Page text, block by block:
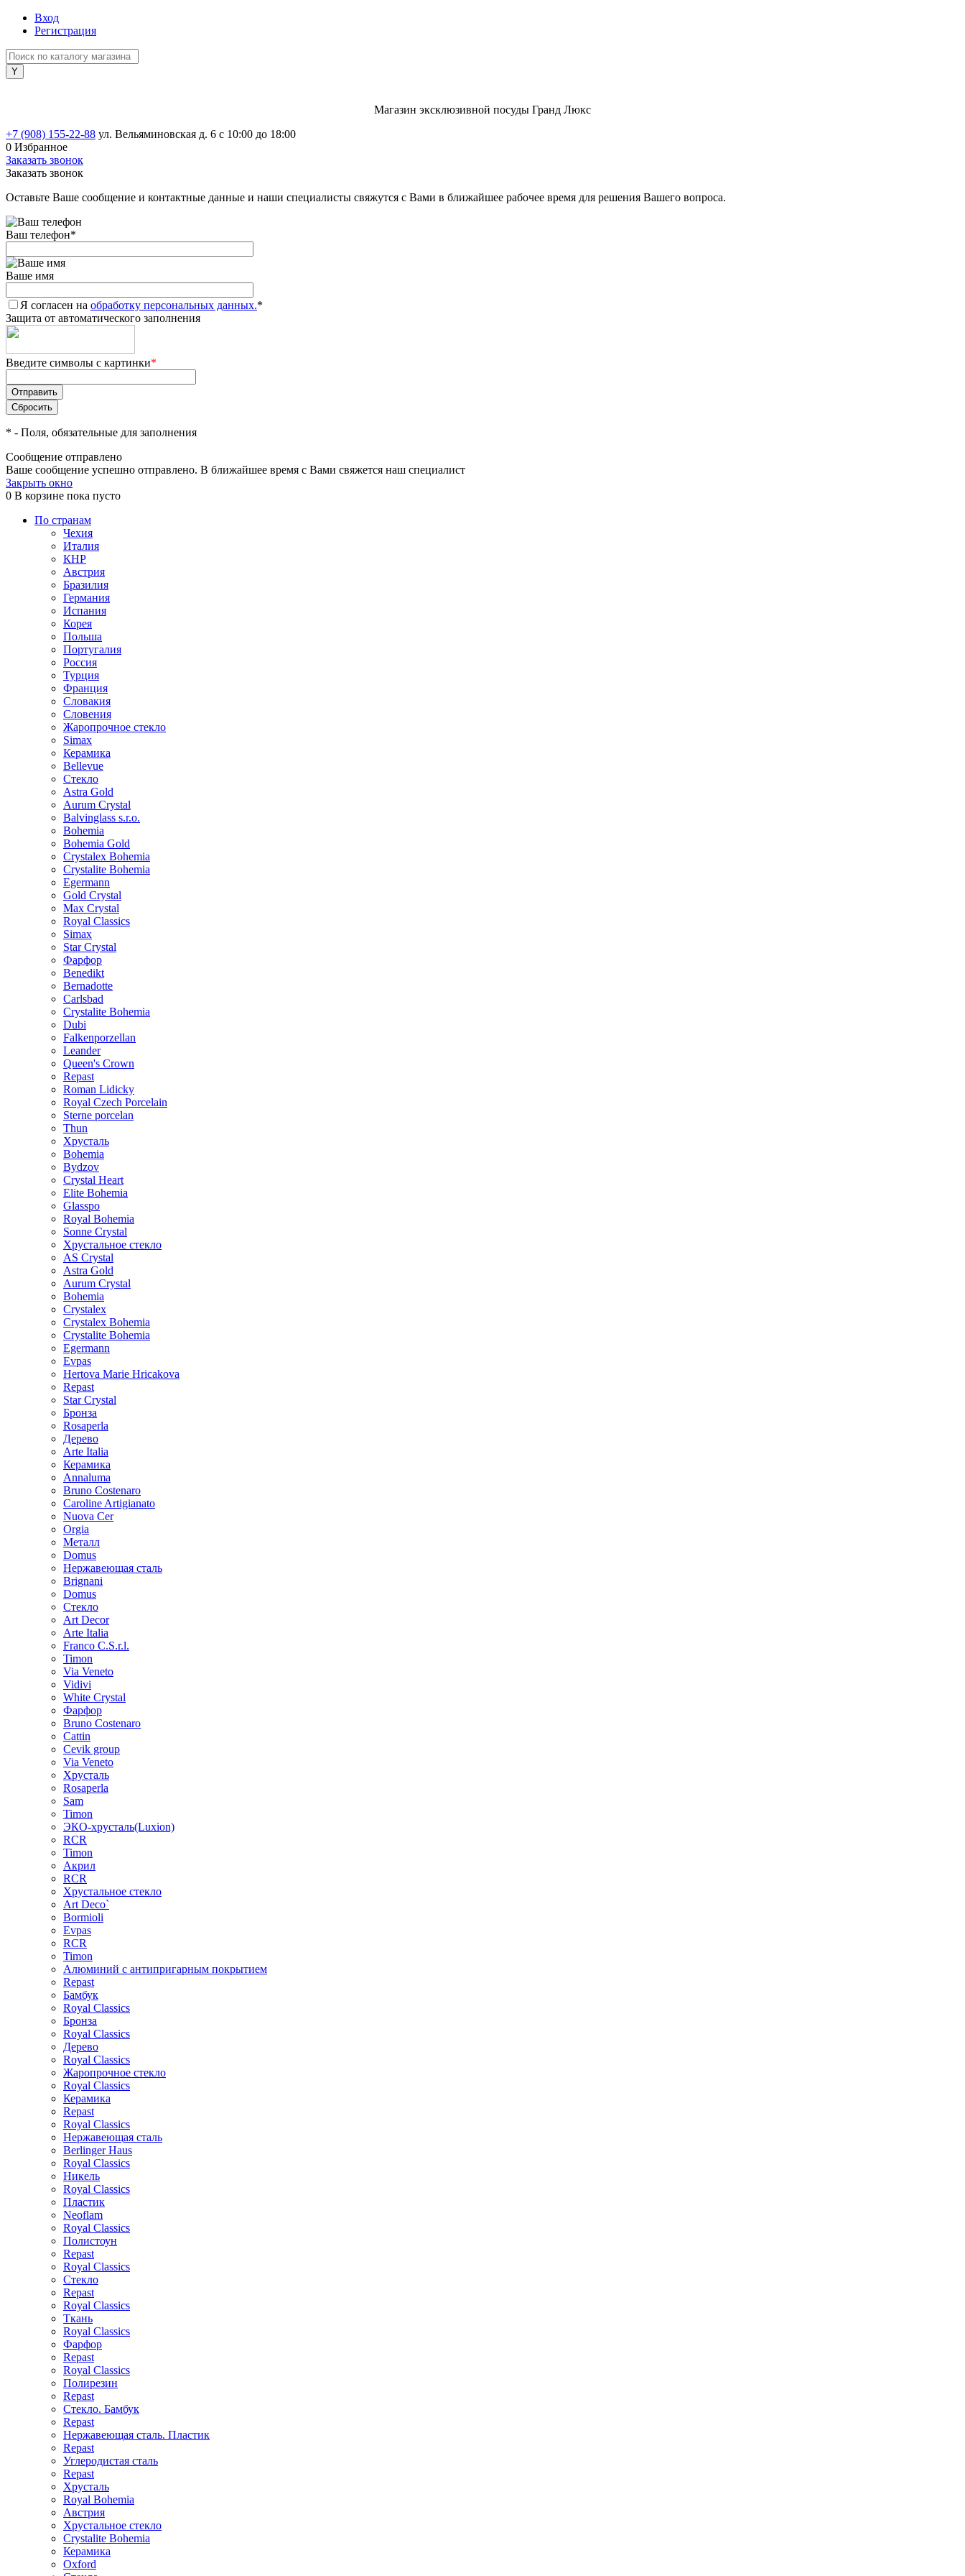
Вход
Регистрация
Магазин эксклюзивной посуды Гранд Люкс
+7 (908) 155-22-88 ул. Вельяминовская д. 6 с 10:00 до 18:00
0 Избранное
Заказать звонок
Заказать звонок
Оставьте Ваше сообщение и контактные данные и наши специалисты свяжутся с Вами в ближайшее рабочее время для решения Вашего вопроса.
Ваш телефон*
Ваше имя
Я согласен на обработку персональных данных.*
Защита от автоматического заполнения
Введите символы с картинки*
* - Поля, обязательные для заполнения
Сообщение отправлено
Ваше сообщение успешно отправлено. В ближайшее время с Вами свяжется наш специалист
Закрыть окно
0 В корзине пока пусто
По странам
Чехия
Италия
КНР
Австрия
Бразилия
Германия
Испания
Корея
Польша
Португалия
Россия
Турция
Франция
Словакия
Словения
Жаропрочное стекло
Simax
Керамика
Bellevue
Стекло
Astra Gold
Aurum Crystal
Balvinglass s.r.o.
Bohemia
Bohemia Gold
Crystalex Bohemia
Crystalite Bohemia
Egermann
Gold Crystal
Max Crystal
Royal Classics
Simax
Star Crystal
Фарфор
Benedikt
Bernadotte
Carlsbad
Crystalite Bohemia
Dubi
Falkenporzellan
Leander
Queen's Crown
Repast
Roman Lidicky
Royal Czech Porcelain
Sterne porcelan
Thun
Хрусталь
Bohemia
Bydzov
Crystal Heart
Elite Bohemia
Glasspo
Royal Bohemia
Sonne Crystal
Хрустальное стекло
AS Crystal
Astra Gold
Aurum Crystal
Bohemia
Crystalex
Crystalex Bohemia
Crystalite Bohemia
Egermann
Evpas
Hertova Marie Hricakova
Repast
Star Crystal
Бронза
Rosaperla
Дерево
Arte Italia
Керамика
Annaluma
Bruno Costenaro
Caroline Artigianato
Nuova Cer
Orgia
Металл
Domus
Нержавеющая сталь
Brignani
Domus
Стекло
Art Decor
Arte Italia
Franco C.S.r.l.
Timon
Via Veneto
Vidivi
White Crystal
Фарфор
Bruno Costenaro
Cattin
Cevik group
Via Veneto
Хрусталь
Rosaperla
Sam
Timon
ЭКО-хрусталь(Luxion)
RCR
Timon
Акрил
RCR
Хрустальное стекло
Art Deco`
Bormioli
Evpas
RCR
Timon
Алюминий с антипригарным покрытием
Repast
Бамбук
Royal Classics
Бронза
Royal Classics
Дерево
Royal Classics
Жаропрочное стекло
Royal Classics
Керамика
Repast
Royal Classics
Нержавеющая сталь
Berlinger Haus
Royal Classics
Никель
Royal Classics
Пластик
Neoflam
Royal Classics
Полистоун
Repast
Royal Classics
Стекло
Repast
Royal Classics
Ткань
Royal Classics
Фарфор
Repast
Royal Classics
Полирезин
Repast
Стекло. Бамбук
Repast
Нержавеющая сталь. Пластик
Repast
Углеродистая сталь
Repast
Хрусталь
Royal Bohemia
Австрия
Хрустальное стекло
Crystalite Bohemia
Керамика
Oxford